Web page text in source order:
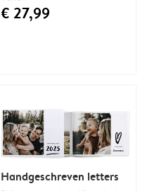
Handgeschreven letters
€ 27,99